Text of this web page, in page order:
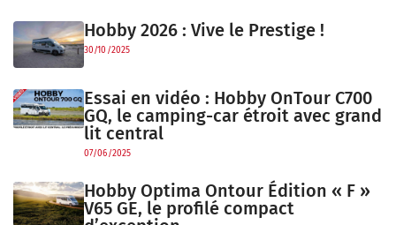
Hobby 2026 : Vive le Prestige !
30/10/2025
Essai en vidéo : Hobby OnTour C700
GQ, le camping-car étroit avec grand
lit central
07/06/2025
Hobby Optima Ontour Édition « F »
V65 GE, le profilé compact